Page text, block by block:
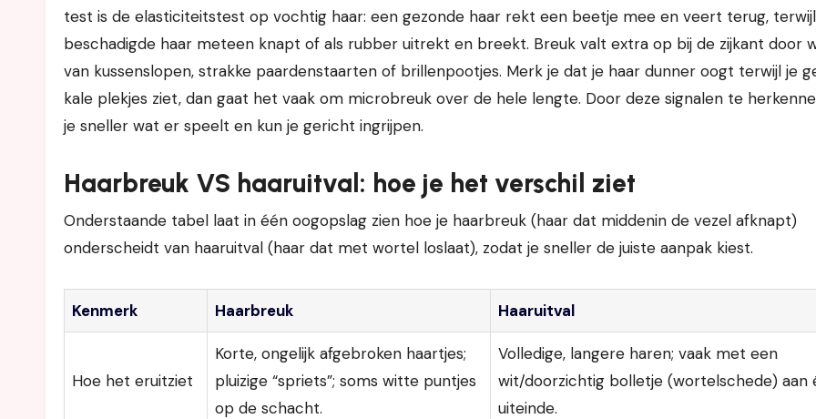
test is de elasticiteitstest op vochtig haar: een gezonde haar rekt een beetje mee en veert terug,
beschadigde haar meteen knapt of als rubber uitrekt en breekt. Breuk valt extra op bij de zijkant door
van kussenslopen, strakke paardenstaarten of brillenpootjes. Merk je dat je haar dunner oogt terwijl je
kale plekjes ziet, dan gaat het vaak om microbreuk over de hele lengte. Door deze signalen te
je sneller wat er speelt en kun je gericht ingrijpen.
Haarbreuk VS haaruitval: hoe je het verschil ziet
Onderstaande tabel laat in één oogopslag zien hoe je haarbreuk (haar dat middenin de vezel afknapt)
onderscheidt van haaruitval (haar dat met wortel loslaat), zodat je sneller de juiste aanpak kiest.
Kenmerk Haarbreuk Haaruitval
Hoe het eruitziet
Korte, ongelijk afgebroken haartjes;
pluizige “spriets”; soms witte puntjes
op de schacht.
Volledige, langere haren; vaak met een
wit/doorzichtig bolletje (wortelschede) aan
uiteinde.